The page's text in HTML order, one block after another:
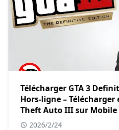
Télécharger GTA 3
Hors-ligne – Télécharger
Theft Auto III sur Mobile
2026/2/24